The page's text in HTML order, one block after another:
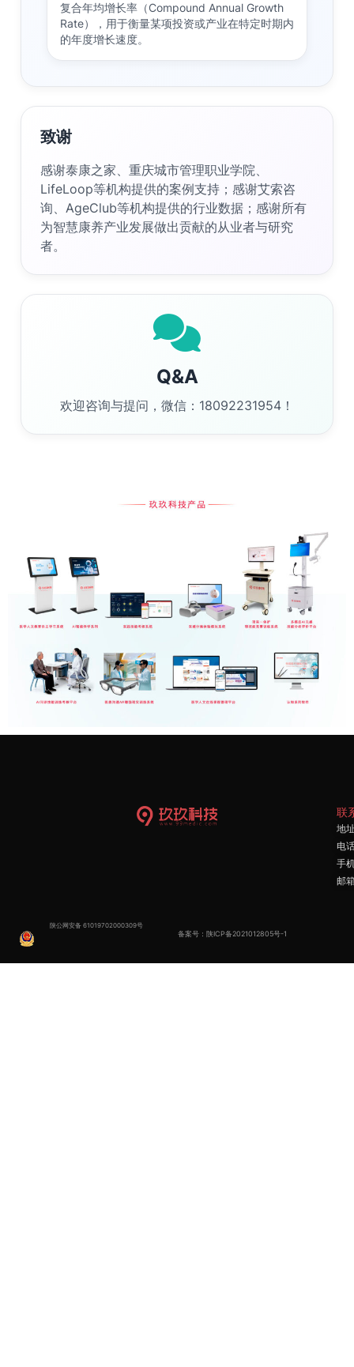
复合年均增长率（Compound Annual Growth
Rate），用于衡量某项投资或产业在特定时期内
的年度增长速度。
致谢
感谢泰康之家、重庆城市管理职业学院、
LifeLoop等机构提供的案例支持；感谢艾索咨
询、AgeClub等机构提供的行业数据；感谢所有
为智慧康养产业发展做出贡献的从业者与研究
者。
Q&A
欢迎咨询与提问，微信：18092231954！
联
地
电
手
邮
陕公网安备61019702000309号
备案号： 陕ICP备2021012805号-1